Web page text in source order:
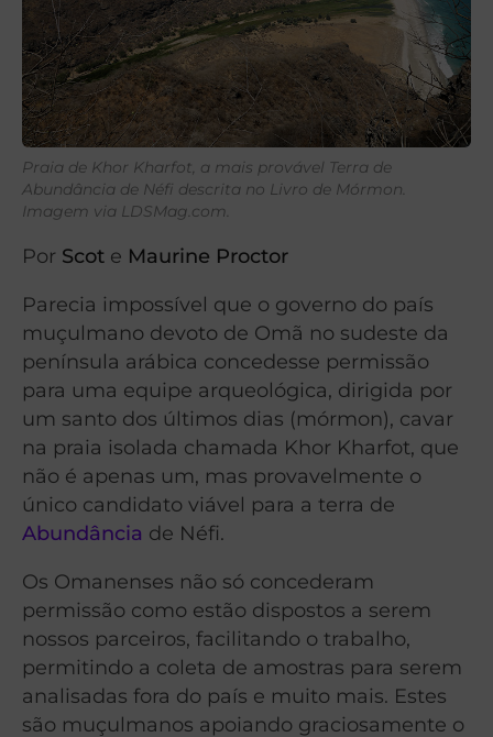
Praia de Khor Kharfot, a mais provável Terra de
Abundância de Néfi descrita no Livro de Mórmon.
Imagem via LDSMag.com.
Por Scot e Maurine Proctor
Parecia impossível que o governo do país
muçulmano devoto de Omã no sudeste da
península arábica concedesse permissão
para uma equipe arqueológica, dirigida por
um santo dos últimos dias (mórmon), cavar
na praia isolada chamada Khor Kharfot, que
não é apenas um, mas provavelmente o
único candidato viável para a terra de
Abundância de Néfi.
Os Omanenses não só concederam
permissão como estão dispostos a serem
nossos parceiros, facilitando o trabalho,
permitindo a coleta de amostras para serem
analisadas fora do país e muito mais. Estes
são muçulmanos apoiando graciosamente o